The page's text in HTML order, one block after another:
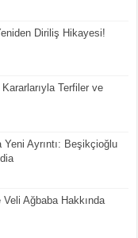
Diriliş Hikayesi!
Terfiler ve
Ayrıntı: Beşikçioğlu
Ağbaba Hakkında